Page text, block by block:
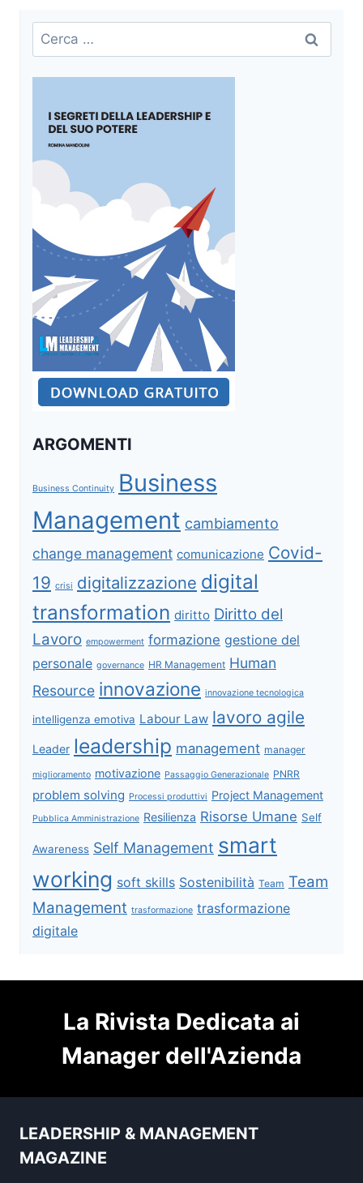
Ricerca
per:
ARGOMENTI
Business Continuity Business
Management cambiamento
change management comunicazione Covid-
19 crisi digitalizzazione digital
transformation diritto Diritto del
Lavoro empowerment formazione gestione del
personale governance HR Management Human
Resource innovazione innovazione tecnologica
intelligenza emotiva Labour Law lavoro agile
Leader leadership management manager
miglioramento motivazione Passaggio Generazionale PNRR
problem solving Processi produttivi Project Management
Pubblica Amministrazione Resilienza Risorse Umane Self
Awareness Self Management smart
working soft skills Sostenibilità Team Team
Management trasformazione trasformazione
digitale
La Rivista Dedicata ai
Manager dell'Azienda
LEADERSHIP & MANAGEMENT
MAGAZINE